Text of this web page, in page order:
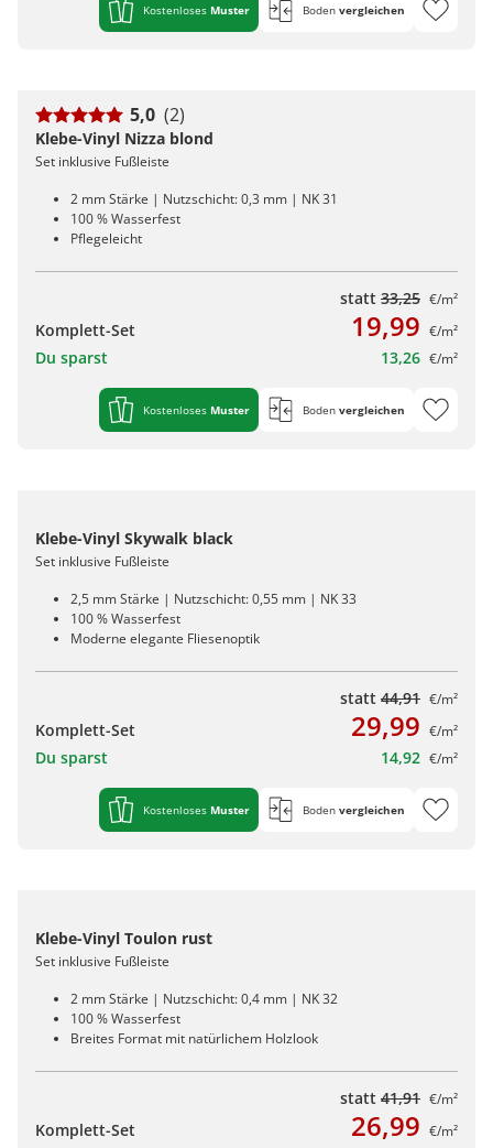
Kostenloses Muster Boden vergleichen
5,0 (2)
Klebe-Vinyl Nizza blond
Set inklusive Fußleiste
2 mm Stärke | Nutzschicht: 0,3 mm | NK 31
100 % Wasserfest
Pflegeleicht
statt 33,25 €/m²
Komplett-Set 19,99 €/m²
Du sparst 13,26 €/m²
Kostenloses Muster Boden vergleichen
Klebe-Vinyl Skywalk black
Set inklusive Fußleiste
2,5 mm Stärke | Nutzschicht: 0,55 mm | NK 33
100 % Wasserfest
Moderne elegante Fliesenoptik
statt 44,91 €/m²
Komplett-Set 29,99 €/m²
Du sparst 14,92 €/m²
Kostenloses Muster Boden vergleichen
Klebe-Vinyl Toulon rust
Set inklusive Fußleiste
2 mm Stärke | Nutzschicht: 0,4 mm | NK 32
100 % Wasserfest
Breites Format mit natürlichem Holzlook
statt 41,91 €/m²
Komplett-Set 26,99 €/m²